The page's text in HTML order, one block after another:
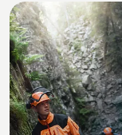
Tous
les
produits